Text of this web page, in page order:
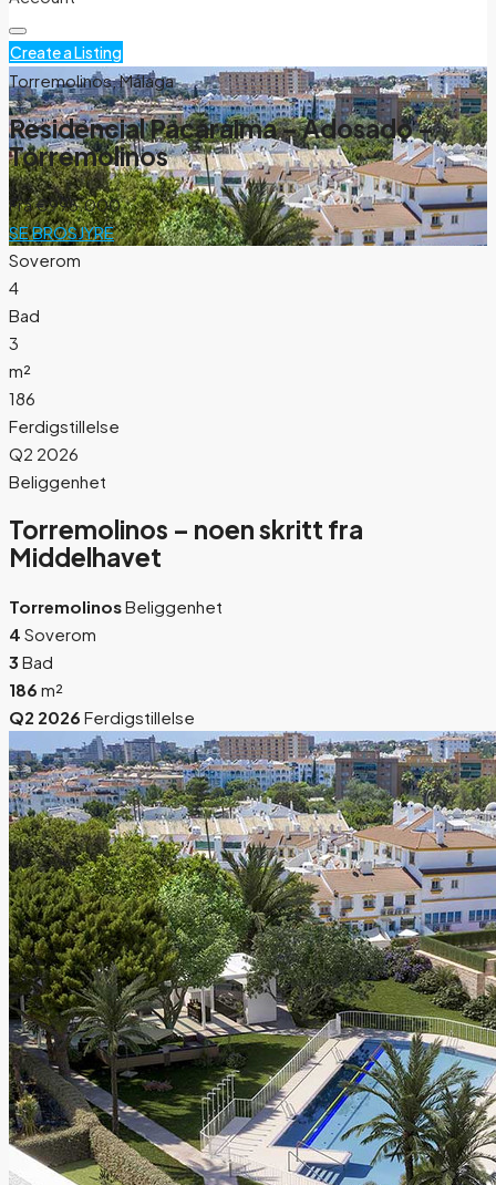
Create a Listing
Torremolinos, Málaga
Residencial Pacaraima – Adosado –
Torremolinos
Fra€995.000
SE BROSJYRE
Soverom
4
Bad
3
m²
186
Ferdigstillelse
Q2 2026
Beliggenhet
Torremolinos – noen skritt fra
Middelhavet
TorremolinosBeliggenhet
4 Soverom
3 Bad
186 m²
Q2 2026 Ferdigstillelse